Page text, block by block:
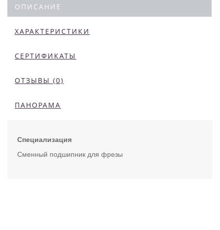
ОПИСАНИЕ
ХАРАКТЕРИСТИКИ
СЕРТИФИКАТЫ
ОТЗЫВЫ (0)
ПАНОРАМА
Специализация
Сменный подшипник для фрезы